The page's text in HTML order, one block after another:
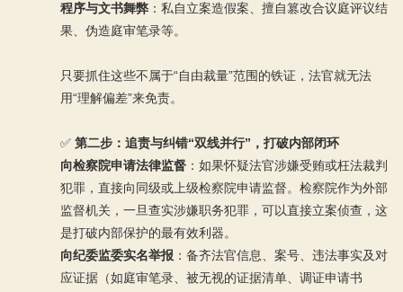
程序与文书舞弊 ：私自立案造假案、擅自篡改合议庭评议结
果、伪造庭审笔录等。
只要抓住这些不属于“自由裁量”范围的铁证，法官就无法
用“理解偏差”来免责。
✅ 第二步：追责与纠错“双线并行”，打破内部闭环
向检察院申请法律监督 ：如果怀疑法官涉嫌受贿或枉法裁判
犯罪，直接向同级或上级检察院申请监督。检察院作为外部
监督机关，一旦查实涉嫌职务犯罪，可以直接立案侦查，这
是打破内部保护的最有效利器。
向纪委监委实名举报 ：备齐法官信息、案号、违法事实及对
应证据（如庭审笔录、被无视的证据清单、调证申请书